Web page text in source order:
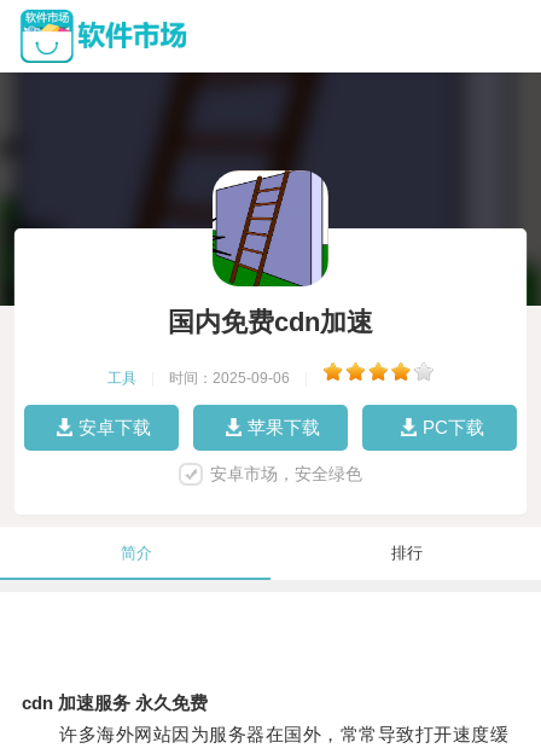
国内免费cdn加速
工具 时间：2025-09-06
安卓下载 苹果下载 PC下载
安卓市场，安全绿色
简介 排行
cdn 加速服务 永久免费
许多海外网站因为服务器在国外，常常导致打开速度缓